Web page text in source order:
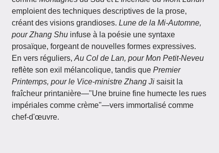
emploient des techniques descriptives de la prose,
créant des visions grandioses. Lune de la Mi-Automne,
pour Zhang Shu infuse à la poésie une syntaxe
prosaïque, forgeant de nouvelles formes expressives.
En vers réguliers, Au Col de Lan, pour Mon Petit-Neveu
reflète son exil mélancolique, tandis que Premier
Printemps, pour le Vice-ministre Zhang Ji saisit la
fraîcheur printanière—"Une bruine fine humecte les rues
impériales comme crème"—vers immortalisé comme
chef-d'œuvre.